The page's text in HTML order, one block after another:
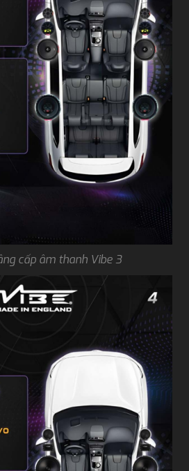
cấp âm thanh Vibe 3